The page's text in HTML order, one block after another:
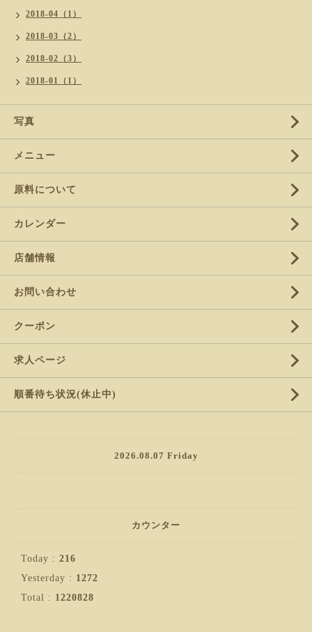
2018-04（1）
2018-03（2）
2018-02（3）
2018-01（1）
写真
メニュー
原料について
カレンダー
店舗情報
お問い合わせ
クーポン
求人ページ
順番待ち状況(休止中)
2026.08.07 Friday
カウンター
Today : 216
Yesterday : 1272
Total : 1220828